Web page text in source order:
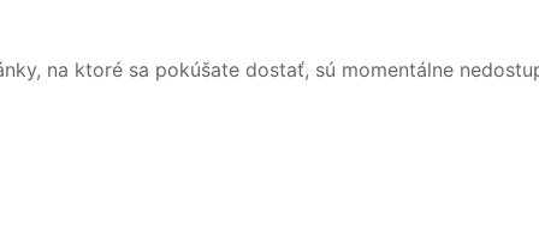
na ktoré sa pokúšate dostať, sú momentálne